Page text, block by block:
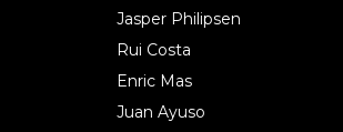
Jasper Philipsen
Rui Costa
Enric Mas
Juan Ayuso